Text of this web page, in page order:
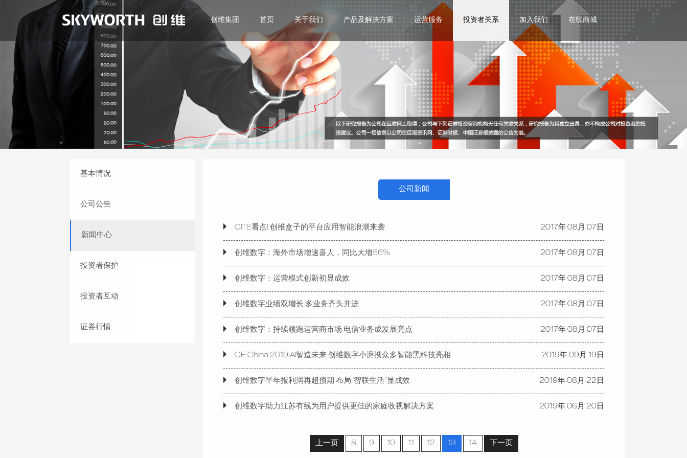
创维集团 首页 关于我们 产品及解决方案 运营服务 投资者关系 加入我们 在线商城
基本情况
公司公告
新闻中心
投资者保护
投资者互动
证券行情
公司新闻
CITE看点| 创维盒子的平台应用智能浪潮来袭 2017年 08月 07日
创维数字：海外市场增速喜人，同比大增56% 2017年 08月 07日
创维数字：运营模式创新初显成效 2017年 08月 07日
创维数字业绩双增长 多业务齐头并进 2017年 08月 07日
创维数字：持续领跑运营商市场 电信业务成发展亮点 2017年 08月 07日
CE China 2019|AI智造未来 创维数字小湃携众多智能黑科技亮相 2019年 09月 19日
创维数字半年报利润再超预期 布局“智联生活”显成效 2019年 08月 22日
创维数字助力江苏有线为用户提供更佳的家庭收视解决方案 2019年 06月 20日
上一页 8 9 10 11 12 13 14 下一页